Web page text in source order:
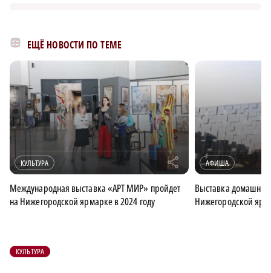
ЕЩЁ НОВОСТИ ПО ТЕМЕ
КУЛЬТУРА r
Международная выставка «АРТ МИР» пройдет
на Нижегородской ярмарке в 2024 году
АФИША
Выставка
Нижегородской
КУЛЬТУРА